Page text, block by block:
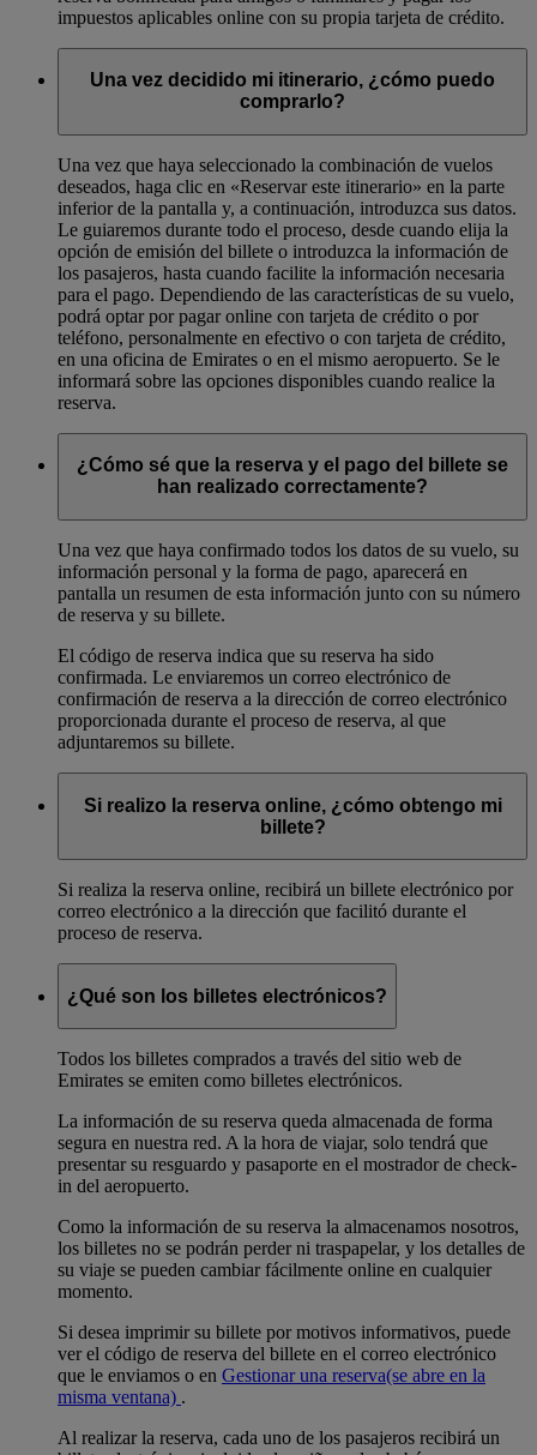
impuestos aplicables online con su propia tarjeta de crédito.
Una vez decidido mi itinerario, ¿cómo puedo
comprarlo?
Una vez que haya seleccionado la combinación de vuelos
deseados, haga clic en «Reservar este itinerario» en la parte
inferior de la pantalla y, a continuación, introduzca sus datos.
Le guiaremos durante todo el proceso, desde cuando elija la
opción de emisión del billete o introduzca la información de
los pasajeros, hasta cuando facilite la información necesaria
para el pago. Dependiendo de las características de su vuelo,
podrá optar por pagar online con tarjeta de crédito o por
teléfono, personalmente en efectivo o con tarjeta de crédito,
en una oficina de Emirates o en el mismo aeropuerto. Se le
informará sobre las opciones disponibles cuando realice la
reserva.
¿Cómo sé que la reserva y el pago del billete se
han realizado correctamente?
Una vez que haya confirmado todos los datos de su vuelo, su
información personal y la forma de pago, aparecerá en
pantalla un resumen de esta información junto con su número
de reserva y su billete.
El código de reserva indica que su reserva ha sido
confirmada. Le enviaremos un correo electrónico de
confirmación de reserva a la dirección de correo electrónico
proporcionada durante el proceso de reserva, al que
adjuntaremos su billete.
Si realizo la reserva online, ¿cómo obtengo mi
billete?
Si realiza la reserva online, recibirá un billete electrónico por
correo electrónico a la dirección que facilitó durante el
proceso de reserva.
¿Qué son los billetes electrónicos?
Todos los billetes comprados a través del sitio web de
Emirates se emiten como billetes electrónicos.
La información de su reserva queda almacenada de forma
segura en nuestra red. A la hora de viajar, solo tendrá que
presentar su resguardo y pasaporte en el mostrador de check-
in del aeropuerto.
Como la información de su reserva la almacenamos nosotros,
los billetes no se podrán perder ni traspapelar, y los detalles de
su viaje se pueden cambiar fácilmente online en cualquier
momento.
Si desea imprimir su billete por motivos informativos, puede
ver el código de reserva del billete en el correo electrónico
que le enviamos o en Gestionar una reserva(se abre en la
misma ventana) .
Al realizar la reserva, cada uno de los pasajeros recibirá un